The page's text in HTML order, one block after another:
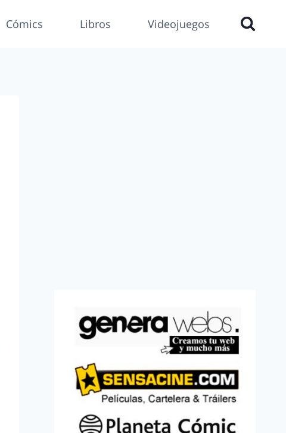
Cómics Libros Videojuegos